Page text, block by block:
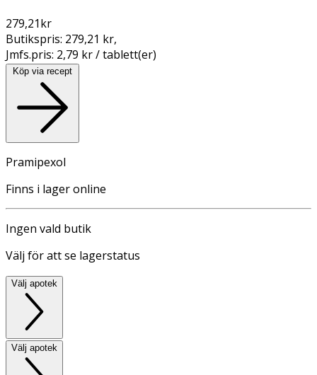
279,21kr
Butikspris: 279,21 kr,
Jmfs.pris: 2,79 kr / tablett(er)
Köp via recept
Pramipexol
Finns i lager online
Ingen vald butik
Välj för att se lagerstatus
Välj apotek
Välj apotek